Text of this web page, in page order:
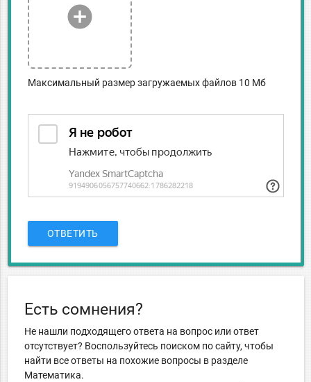
add_circle
Максимальный размер загружаемых файлов 10 Мб
ОТВЕТИТЬ
Есть сомнения?
Не нашли подходящего ответа на вопрос или ответ
отсутствует? Воспользуйтесь поиском по сайту, чтобы
найти все ответы на похожие вопросы в разделе
Математика.